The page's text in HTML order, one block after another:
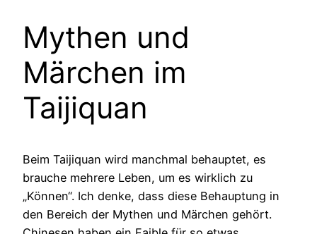
Mythen und
Märchen im
Taijiquan
Beim Taijiquan wird manchmal behauptet, es
brauche mehrere Leben, um es wirklich zu
„Können“. Ich denke, dass diese Behauptung in
den Bereich der Mythen und Märchen gehört.